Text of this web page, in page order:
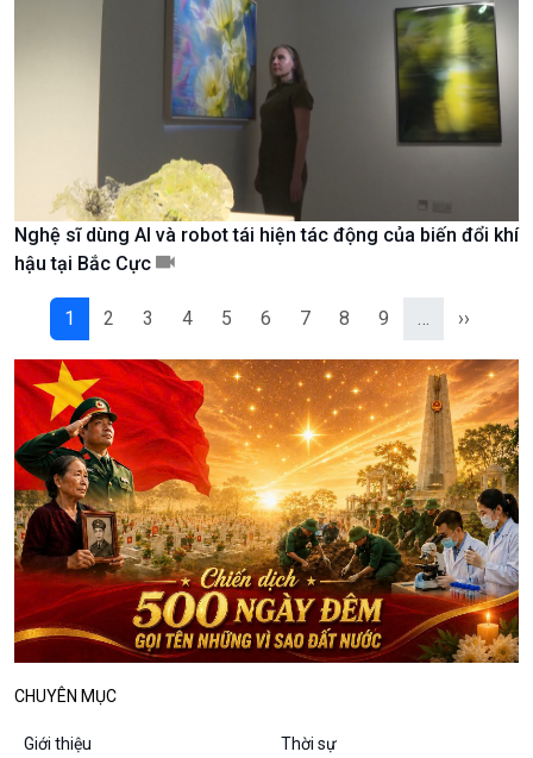
Podcast
Góc nhìn VOV1
10 phút Sự kiện - Luận bàn
Dòng chảy sự kiện
Đối thoại
Diễn đàn chủ nhật
Chuyện đêm
Nghệ sĩ dùng AI và robot tái hiện tác động của biến đổi khí
hậu tại Bắc Cực
1 2 3 4 5 6 7 8 9 ››
CHUYÊN MỤC
Giới thiệu Thời sự